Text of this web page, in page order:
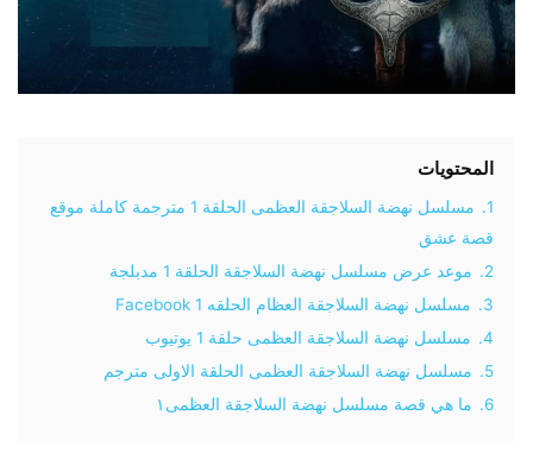
المحتويات
1.
مسلسل نهضة السلاجقة العظمى الحلقة 1 مترجمة كاملة موقع
قصة عشق
2.
موعد عرض مسلسل نهضة السلاجقة الحلقة 1 مدبلجة
3.
مسلسل نهضة السلاجقة العظام الحلقه 1 Facebook
4.
مسلسل نهضة السلاجقة العظمى حلقة 1 يوتيوب
5.
مسلسل نهضة السلاجقة العظمى الحلقة الاولى مترجم
6.
ما هي قصة مسلسل نهضة السلاجقة العظمى١